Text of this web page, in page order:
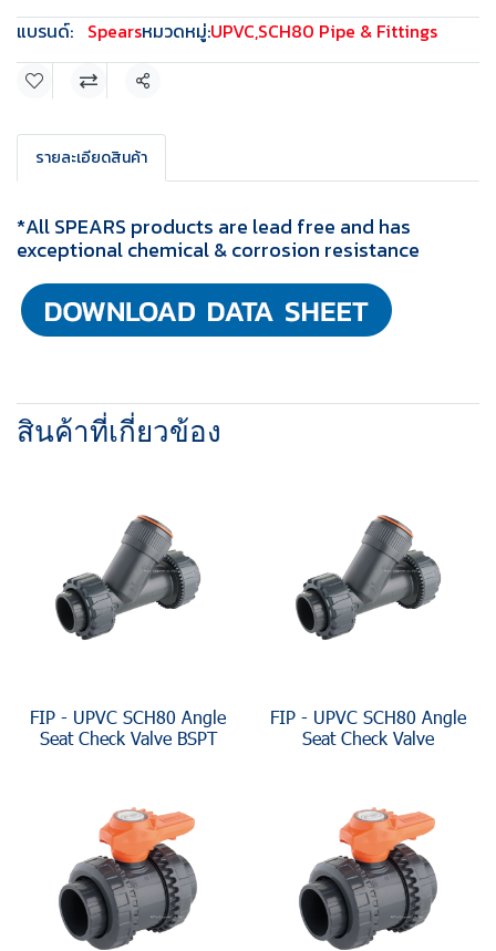
แบรนด์: Spearsหมวดหมู่:UPVC,SCH80 Pipe & Fittings
แชร์
รายละเอียดสินค้า
*All SPEARS products are lead free and has
exceptional chemical & corrosion resistance
สินค้าที่เกี่ยวข้อง
FIP - UPVC SCH80 Angle
Seat Check Valve BSPT
FIP - UPVC SCH80 Angle
Seat Check Valve